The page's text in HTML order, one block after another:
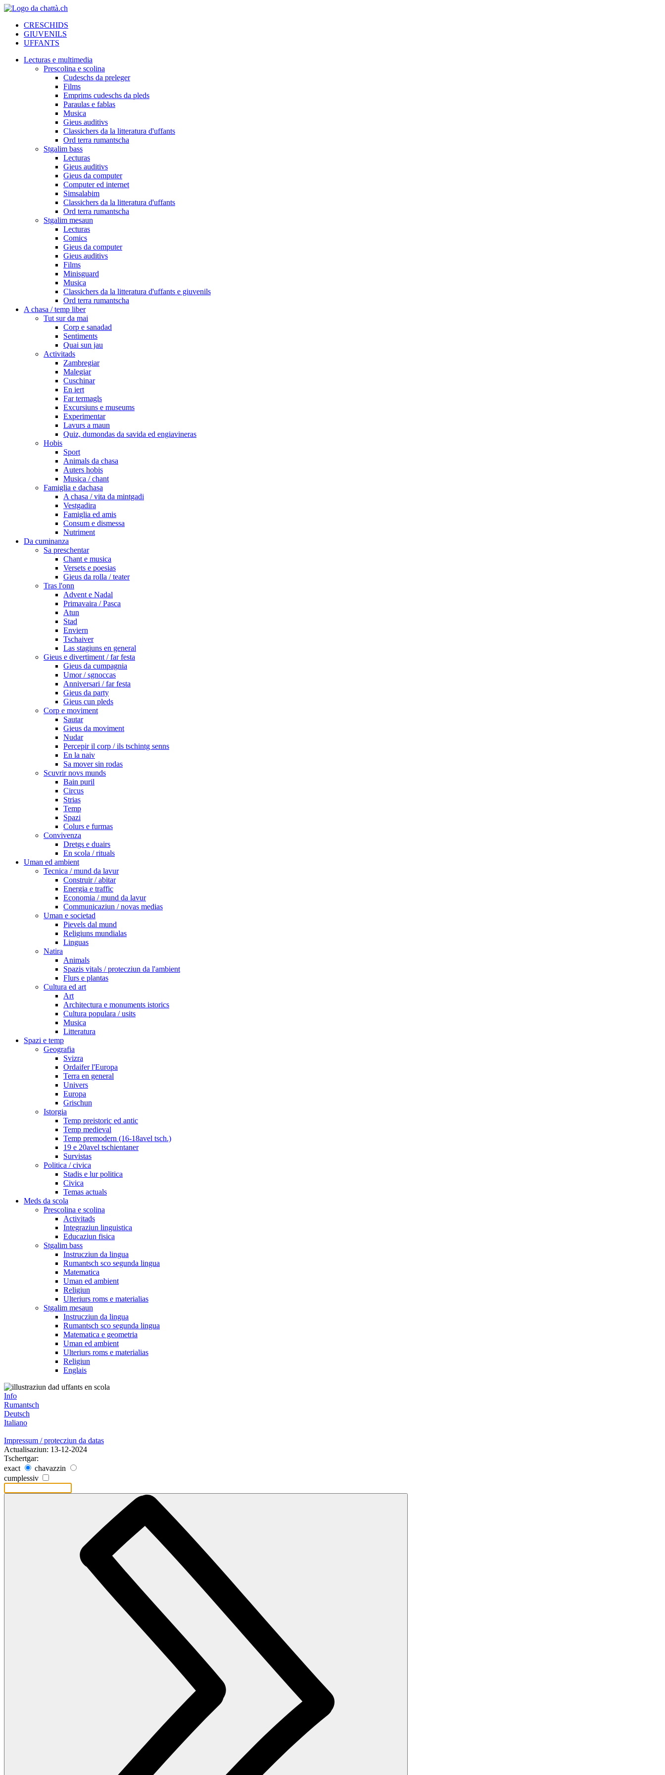
CRESCHIDS
GIUVENILS
UFFANTS
Lecturas e multimedia
Prescolina e scolina
Cudeschs da preleger
Films
Emprims cudeschs da pleds
Paraulas e fablas
Musica
Gieus auditivs
Classichers da la litteratura d'uffants
Ord terra rumantscha
Stgalim bass
Lecturas
Gieus auditivs
Gieus da computer
Computer ed internet
Simsalabim
Classichers da la litteratura d'uffants
Ord terra rumantscha
Stgalim mesaun
Lecturas
Comics
Gieus da computer
Gieus auditivs
Films
Minisguard
Musica
Classichers da la litteratura d'uffants e giuvenils
Ord terra rumantscha
A chasa / temp liber
Tut sur da mai
Corp e sanadad
Sentiments
Quai sun jau
Activitads
Zambregiar
Malegiar
Cuschinar
En iert
Far termagls
Excursiuns e museums
Experimentar
Lavurs a maun
Quiz, dumondas da savida ed engiavineras
Hobis
Sport
Animals da chasa
Auters hobis
Musica / chant
Famiglia e dachasa
A chasa / vita da mintgadi
Vestgadira
Famiglia ed amis
Consum e dismessa
Nutriment
Da cuminanza
Sa preschentar
Chant e musica
Versets e poesias
Gieus da rolla / teater
Tras l'onn
Advent e Nadal
Primavaira / Pasca
Atun
Stad
Enviern
Tschaiver
Las stagiuns en general
Gieus e divertiment / far festa
Gieus da cumpagnia
Umor / sgnoccas
Anniversari / far festa
Gieus da party
Gieus cun pleds
Corp e moviment
Sautar
Gieus da moviment
Nudar
Percepir il corp / ils tschintg senns
En la naiv
Sa mover sin rodas
Scuvrir novs munds
Bain puril
Circus
Strias
Temp
Spazi
Colurs e furmas
Convivenza
Dretgs e duairs
En scola / rituals
Uman ed ambient
Tecnica / mund da lavur
Construir / abitar
Energia e traffic
Economia / mund da lavur
Communicaziun / novas medias
Uman e societad
Pievels dal mund
Religiuns mundialas
Linguas
Natira
Animals
Spazis vitals / protecziun da l'ambient
Flurs e plantas
Cultura ed art
Art
Architectura e monuments istorics
Cultura populara / usits
Musica
Litteratura
Spazi e temp
Geografia
Svizra
Ordaifer l'Europa
Terra en general
Univers
Europa
Grischun
Istorgia
Temp preistoric ed antic
Temp medieval
Temp premodern (16-18avel tsch.)
19 e 20avel tschientaner
Survistas
Politica / civica
Stadis e lur politica
Civica
Temas actuals
Meds da scola
Prescolina e scolina
Activitads
Integraziun linguistica
Educaziun fisica
Stgalim bass
Instrucziun da lingua
Rumantsch sco segunda lingua
Matematica
Uman ed ambient
Religiun
Ulteriurs roms e materialias
Stgalim mesaun
Instrucziun da lingua
Rumantsch sco segunda lingua
Matematica e geometria
Uman ed ambient
Ulteriurs roms e materialias
Religiun
Englais
Info
Rumantsch
Deutsch
Italiano
Impressum / protecziun da datas
Actualisaziun: 13-12-2024
Tschertgar:
exact
chavazzin
cumplessiv